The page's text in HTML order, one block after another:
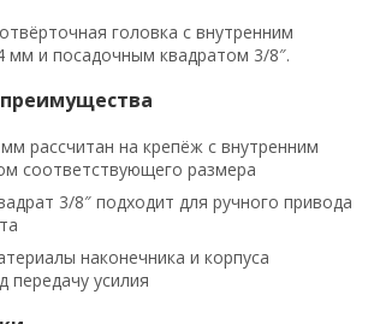
головка с внутренним
мм и посадочным квадратом 3/8″.
рассчитан на крепёж с внутренним
соответствующего размера
3/8″ подходит для ручного привода
наконечника и корпуса
передачу усилия